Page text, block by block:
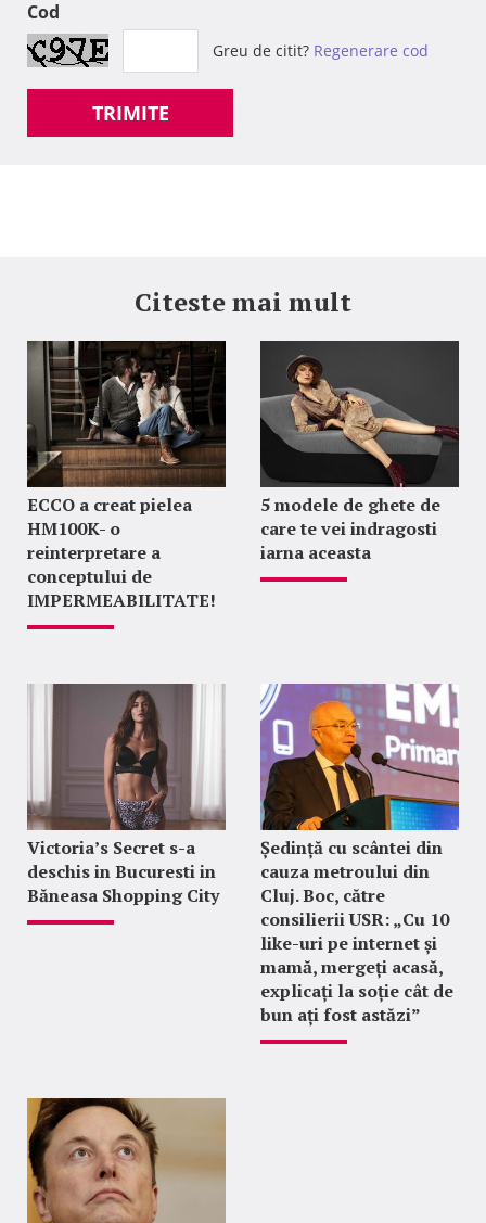
Cod
Greu de citit? Regenerare cod
TRIMITE
Citeste mai mult
ECCO a creat pielea
HM100K- o
reinterpretare a
conceptului de
IMPERMEABILITATE!
5 modele de ghete de
care te vei indragosti
iarna aceasta
Victoria’s Secret s-a
deschis in Bucuresti in
Băneasa Shopping City
Ședință cu scântei din
cauza metroului din
Cluj. Boc, către
consilierii USR: „Cu 10
like-uri pe internet și
mamă, mergeți acasă,
explicați la soție cât de
bun ați fost astăzi”